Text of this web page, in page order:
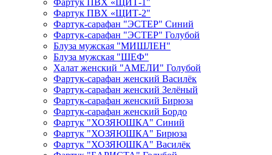
Фартук ПВХ «ЩИТ-2"
Фартук-сарафан "ЭСТЕР" Синий
Фартук-сарафан "ЭСТЕР" Голубой
Блуза мужская "МИШЛЕН"
Блуза мужская "ШЕФ"
Халат женский "АМЕЛИ" Голубой
Фартук-сарафан женский Василёк
Фартук-сарафан женский Зелёный
Фартук-сарафан женский Бирюза
Фартук-сарафан женский Бордо
Фартук "ХОЗЯЮШКА" Синий
Фартук "ХОЗЯЮШКА" Бирюза
Фартук "ХОЗЯЮШКА" Василёк